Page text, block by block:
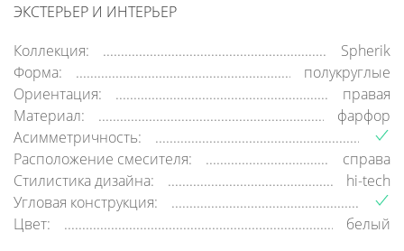
ЭКСТЕРЬЕР И ИНТЕРЬЕР
Коллекция:
Spherik
Форма:
полукруглые
Ориентация:
правая
Материал:
фарфор
Асимметричность:
Расположение смесителя:
справа
Стилистика дизайна:
hi-tech
Угловая конструкция:
Цвет:
белый